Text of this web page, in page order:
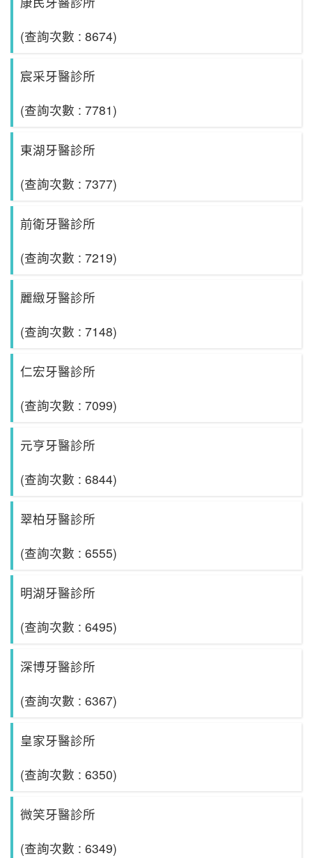
(查詢次數 : 8674)
宸采牙醫診所
(查詢次數 : 7781)
東湖牙醫診所
(查詢次數 : 7377)
前衛牙醫診所
(查詢次數 : 7219)
麗緻牙醫診所
(查詢次數 : 7148)
仁宏牙醫診所
(查詢次數 : 7099)
元亨牙醫診所
(查詢次數 : 6844)
翠柏牙醫診所
(查詢次數 : 6555)
明湖牙醫診所
(查詢次數 : 6495)
深博牙醫診所
(查詢次數 : 6367)
皇家牙醫診所
(查詢次數 : 6350)
微笑牙醫診所
(查詢次數 : 6349)